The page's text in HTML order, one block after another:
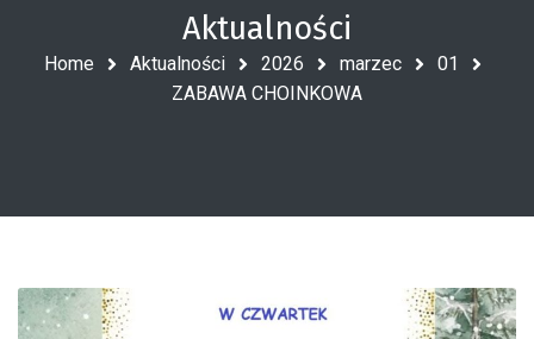
Aktualności
Home Aktualności 2026 marzec
01
ZABAWA CHOINKOWA